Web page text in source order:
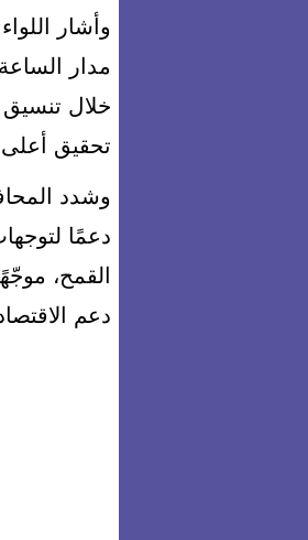
وأشار
مدار
خلال تنسيق
تحقيق أعلى
وشدد
دعمًا
القمح،
دعم